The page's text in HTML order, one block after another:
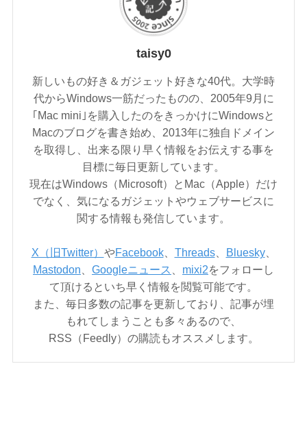
taisy0
新しいもの好き＆ガジェット好きな40代。大学時
代からWindows一筋だったものの、2005年9月に
｢Mac mini｣を購入したのをきっかけにWindowsと
Macのブログを書き始め、2013年に独自ドメイン
を取得し、出来る限り早く情報をお伝えする事を
目標に毎日更新しています。
現在はWindows（Microsoft）とMac（Apple）だけ
でなく、気になるガジェットやウェブサービスに
関する情報も発信しています。
X（旧Twitter） やFacebook、 Threads、 Bluesky、
Mastodon
Googleニュース mixi2をフォローし
て頂けるといち早く情報を閲覧可能です。
また、毎日多数の記事を更新しており、記事が埋
もれてしまうことも多々あるので、
RSS（Feedly）の購読もオススメします。